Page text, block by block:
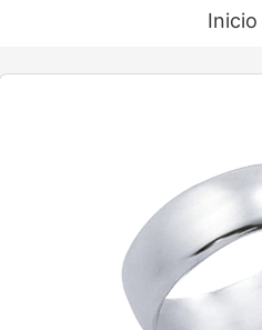
Inicio